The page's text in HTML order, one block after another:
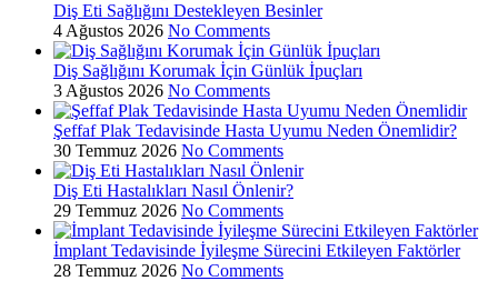
Diş Eti Sağlığını Destekleyen Besinler
4 Ağustos 2026 No Comments
Diş Sağlığını Korumak İçin Günlük İpuçları
3 Ağustos 2026 No Comments
Şeffaf Plak Tedavisinde Hasta Uyumu Neden Önemlidir?
30 Temmuz 2026 No Comments
Diş Eti Hastalıkları Nasıl Önlenir?
29 Temmuz 2026 No Comments
İmplant Tedavisinde İyileşme Sürecini Etkileyen Faktörler
28 Temmuz 2026 No Comments